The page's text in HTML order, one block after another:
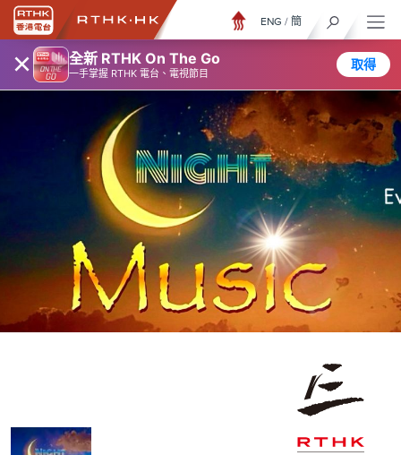
× 全新 RTHK On The Go
一手掌握 RTHK 電台、電視節目
取得
ENG / 簡